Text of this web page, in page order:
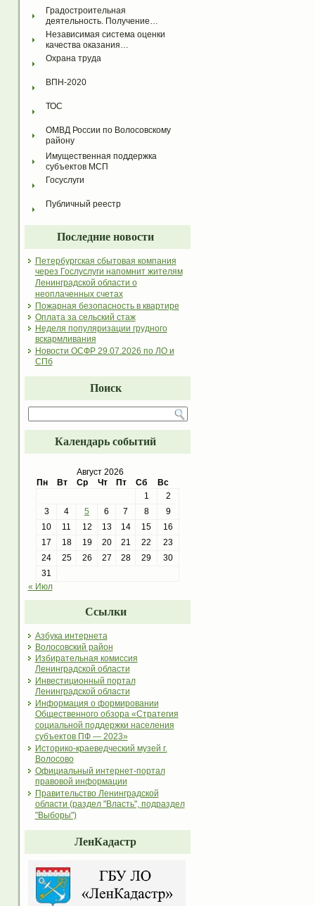
Градостроительная
деятельность. Получение…
Независимая система оценки
качества оказания…
Охрана труда
ВПН-2020
ТОС
ОМВД России по Волосовскому
району
Имущественная поддержка
субъектов МСП
Госуслуги
Публичный реестр
Последние новости
Петербургская сбытовая компания
через Гослуслуги напомнит жителям
Ленинградской области о
неоплаченных счетах
Пожарная безопасность в квартире
Оплата за сельский стаж
Неделя популяризации грудного
вскармливания
Новости ОСФР 29.07.2026 по ЛО и
СПб
Поиск
Календарь событий
Август 2026
Пн
Вт Ср Чт Пт Сб
Вс
1
2
3
4 5 6 7 8
9
10
11 12 13 14 15
16
17
18 19 20 21 22
23
24
25 26 27 28 29
30
31
« Июл
Ссылки
Азбука интернета
Волосовский район
Избирательная комиссия
Ленинградской области
Инвестиционный портал
Ленинградской области
Информация о формировании
Общественного обзора «Стратегия
социальной поддержки населения
субъектов ПФ — 2023»
Историко-краеведческий музей г.
Волосово
Официальный интернет-портал
правовой информации
Правительство Ленинградской
области (раздел "Власть", подраздел
"Выборы")
ЛенКадастр